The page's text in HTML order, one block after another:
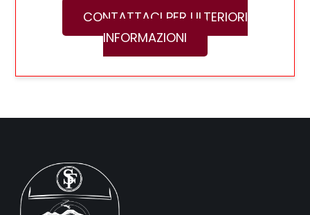
CONTATTACI PER ULTERIORI
INFORMAZIONI